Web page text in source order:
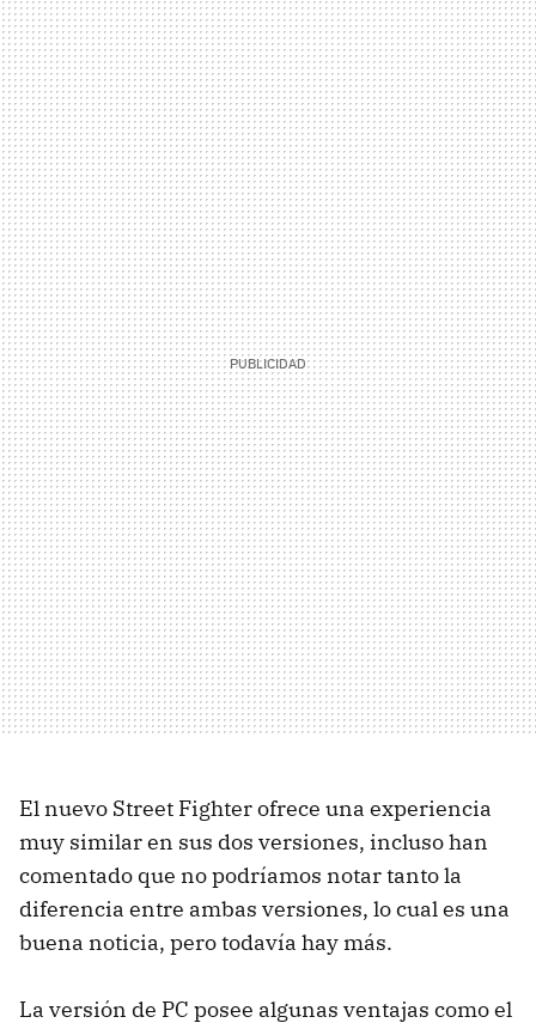
El nuevo Street Fighter ofrece una experiencia
muy similar en sus dos versiones, incluso han
comentado que no podríamos notar tanto la
diferencia entre ambas versiones, lo cual es una
buena noticia, pero todavía hay más.
La versión de PC posee algunas ventajas como el